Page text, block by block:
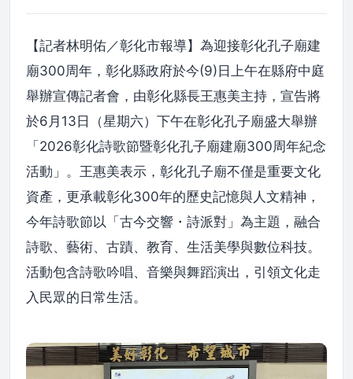
【記者林明佑／彰化市報導】為迎接彰化孔子廟建
廟300周年，彰化縣政府於今(9)日上午在縣府中庭
舉辦宣傳記者會，由彰化縣長王惠美主持，宣告將
於6月13日（星期六）下午在彰化孔子廟盛大舉辦
「2026彰化詩歌節暨彰化孔子廟建廟300周年紀念
活動」。王惠美表示，彰化孔子廟不僅是重要文化
資產，更承載彰化300年的歷史記憶與人文精神，
今年詩歌節以「古今交響・詩派對」為主題，融合
詩歌、藝術、古蹟、教育、生活美學與數位科技。
活動包含詩歌吟唱、音樂與舞蹈演出，引領文化走
入民眾的日常生活。